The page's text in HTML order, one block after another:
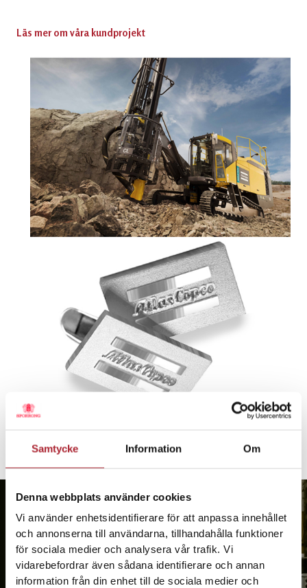
Samtycke Information Om
Denna webbplats använder cookies
Vi använder enhetsidentifierare för att anpassa innehållet
och annonserna till användarna, tillhandahålla funktioner
för sociala medier och analysera vår trafik. Vi
vidarebefordrar även sådana identifierare och annan
information från din enhet till de sociala medier och
Läs mer om våra kundprojekt